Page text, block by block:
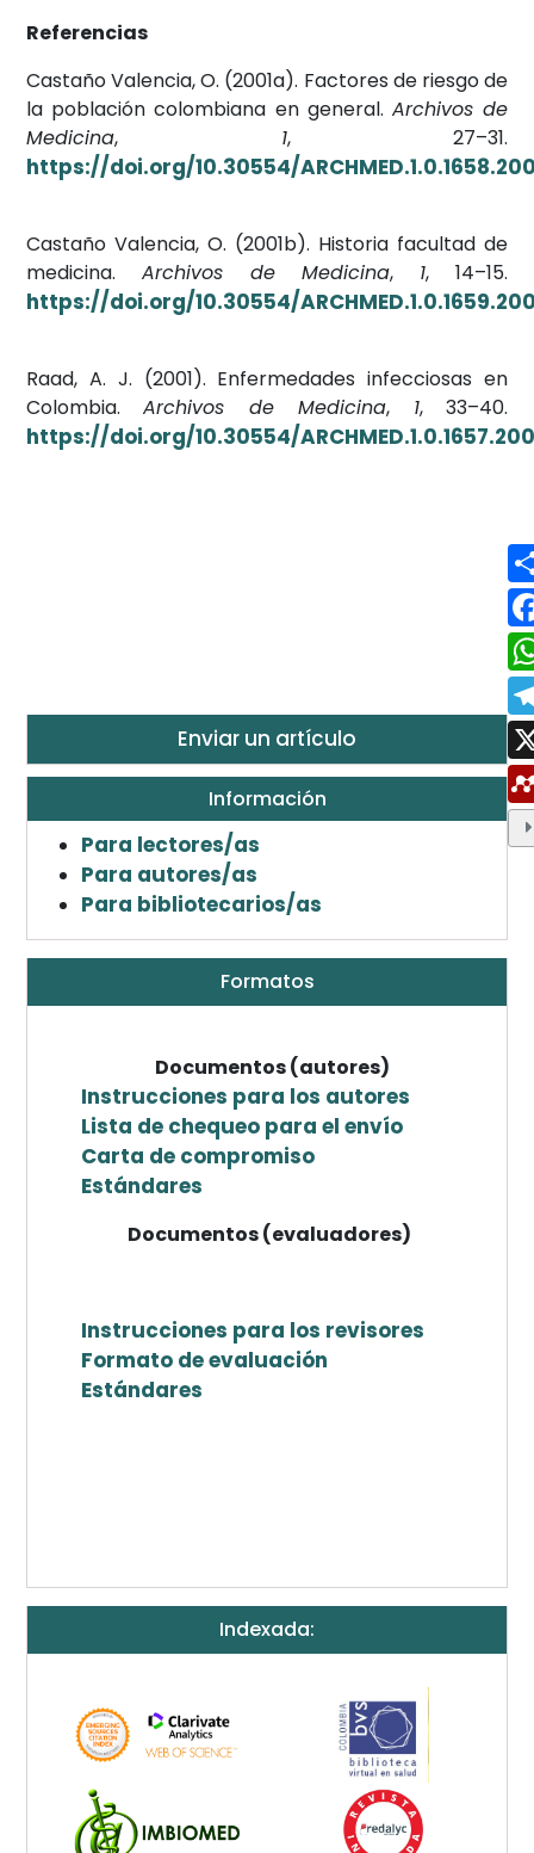
Referencias
Castaño Valencia, O. (2001a). Factores de riesgo de
la población colombiana en general. Archivos de
Medicina, 1, 27–31.
https://doi.org/10.30554/
Castaño Valencia, O. (2001b). Historia facultad de
medicina. Archivos de Medicina, 1, 14–15.
https://doi.org/10.30554/
Raad, A. J. (2001). Enfermedades infecciosas en
Colombia.Archivos de Medicina, 1, 33–40.
https://doi.org/10.30554/
Enviar un artículo
Información
Para lectores/as
Para autores/as
Para bibliotecarios/as
Formatos
Documentos (autores)
Instrucciones para los autores
Lista de chequeo para el envío
Carta de compromiso
Estándares
Documentos (evaluadores)
Instrucciones para los revisores
Formato de evaluación
Estándares
Indexada: